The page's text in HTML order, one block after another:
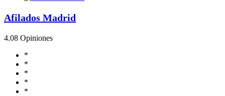
Afilados Madrid
4.08 Opiniones
*
*
*
*
*